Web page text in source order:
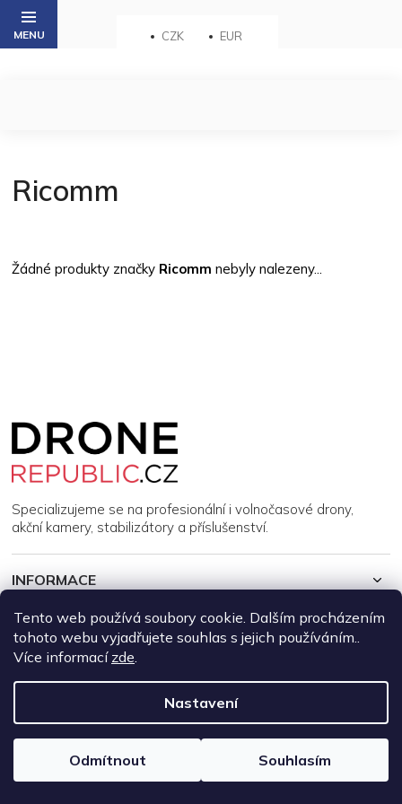
Tento web používá soubory cookie. Dalším procházením
tohoto webu vyjadřujete souhlas s jejich používáním..
Více informací zde.
Nastavení
Odmítnout Souhlasím
Přejít
obsah
CZK EUR
Ricomm
Žádné produkty značky Ricomm nebyly nalezeny...
Specializujeme se na profesionální i volnočasové drony,
akční kamery, stabilizátory a příslušenství.
INFORMACE
MŮJ ÚČET
Copyright 2026DroneRepublic.cz. Všechna práva vyhrazena.
Upravit nastavení cookies